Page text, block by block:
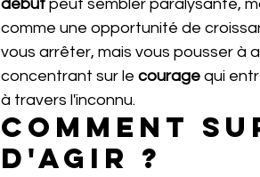
début peut sembler paralysante,
comme une opportunité de
vous arrêter, mais vous pousser à
concentrant sur le courage qui
à travers l'inconnu.
Comment
d'agir ?